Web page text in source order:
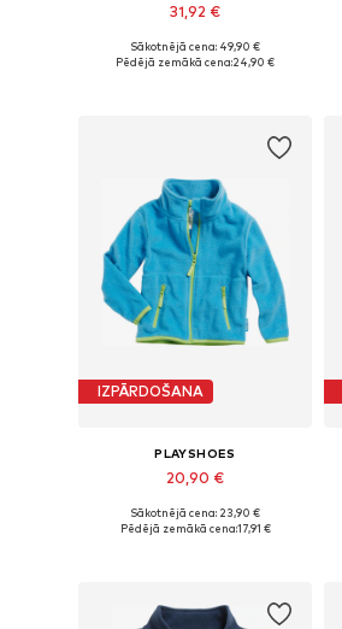
31,92 €
Pieejamie izmēri: 80, 92, 98
Sākotnējā cena: 49,90 €
Pēdējā zemākā cena:24,90 €
IZPĀRDOŠANA
PLAYSHOES
20,90 €
Pieejams daudzos izmēros
Sākotnējā cena: 23,90 €
Pēdējā zemākā cena:17,91 €